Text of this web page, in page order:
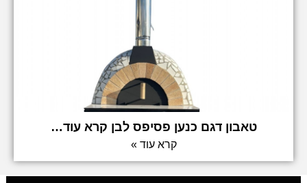
טאבון דגם כנען פסיפס לבן קרא עוד…
קרא עוד »